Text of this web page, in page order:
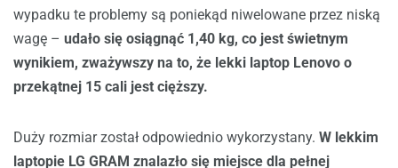
wypadku te problemy są poniekąd niwelowane przez niską
wagę – udało się osiągnąć 1,40 kg, co jest świetnym
wynikiem, zważywszy na to, że lekki laptop Lenovo o
przekątnej 15 cali jest cięższy.
Duży rozmiar został odpowiednio wykorzystany. W lekkim
laptopie LG GRAM znalazło się miejsce dla pełnej